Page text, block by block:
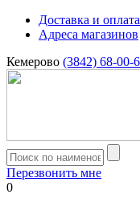
Доставка и оплата
Адреса магазинов
Кемерово (3842) 68-00-
Перезвонить мне
0